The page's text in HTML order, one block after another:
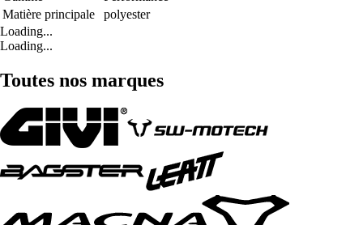
Matière principale
polyester
Loading...
Loading...
Toutes nos marques